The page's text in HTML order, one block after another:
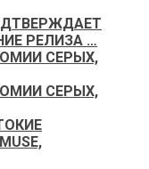
РЕЛИЗА …
СЕРЫХ,
СЕРЫХ,